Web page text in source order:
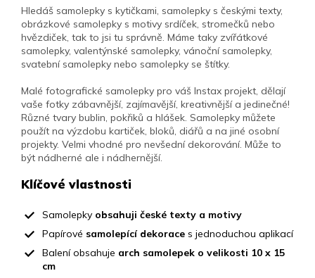
Hledáš samolepky s kytičkami, samolepky s českými texty,
obrázkové samolepky s motivy srdíček, stromečků nebo
hvězdiček, tak to jsi tu správně. Máme taky zvířátkové
samolepky, valentýnské samolepky, vánoční samolepky,
svatební samolepky nebo samolepky se štítky.
Malé fotografické samolepky pro váš Instax projekt, dělají
vaše fotky zábavnější, zajímavější, kreativnější a jedinečné!
Různé tvary bublin, pokřiků a hlášek. Samolepky můžete
použít na výzdobu kartiček, bloků, diářů a na jiné osobní
projekty. Velmi vhodné pro nevšední dekorování. Může to
být nádherné ale i nádhernější.
Klíčové vlastnosti
Samolepky obsahuji české texty a motivy
Papírové samolepící dekorace s jednoduchou aplikací
Balení obsahuje arch samolepek o velikosti 10 x 15
cm